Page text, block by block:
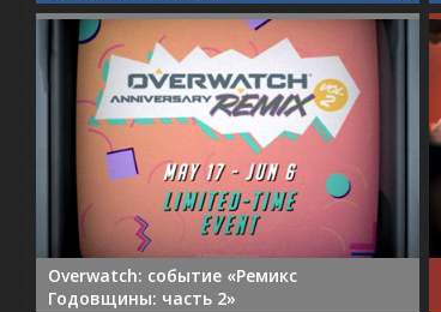
Overwatch: событие «Ремикс
Годовщины: часть 2»